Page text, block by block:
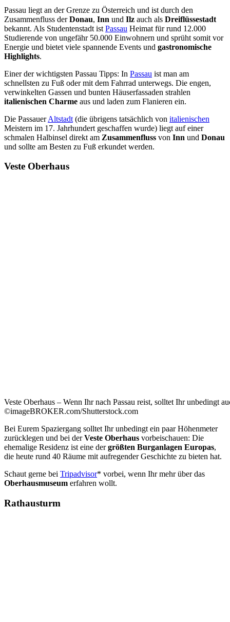
Passau liegt an der Grenze zu Österreich und ist durch den
Zusammenfluss derDonau, Inn und Ilz auch als Dreiflüssestadt
bekannt. Als Studentenstadt ist Passau Heimat für rund 12.000
Studierende von ungefähr 50.000 Einwohnern und sprüht somit vor
Energie und bietet viele spannende Events und gastronomische
Highlights.
Einer der wichtigsten Passau Tipps: In Passau ist man am
schnellsten zu Fuß oder mit dem Fahrrad unterwegs. Die engen,
verwinkelten Gassen und bunten Häuserfassaden strahlen
italienischen Charme aus und laden zum Flanieren ein.
Die PassauerAltstadt (die übrigens tatsächlich von italienischen
Meistern im 17. Jahrhundert geschaffen wurde) liegt auf einer
schmalen Halbinsel direkt am Zusammenfluss von Inn und Donau
und sollte am Besten zu Fuß erkundet werden.
Veste Oberhaus
Veste Oberhaus – Wenn Ihr nach Passau reist, solltet Ihr unbedingt
©imageBROKER.com/Shutterstock.com
Bei Eurem Spaziergang solltet Ihr unbedingt ein paar Höhenmeter
zurücklegen und bei derVeste Oberhaus vorbeischauen: Die
ehemalige Residenz ist eine dergrößten Burganlagen Europas,
die heute rund 40 Räume mit aufregender Geschichte zu bieten hat.
Schaut gerne bei Tripadvisor* vorbei, wenn Ihr mehr über das
Oberhausmuseum erfahren wollt.
Rathausturm